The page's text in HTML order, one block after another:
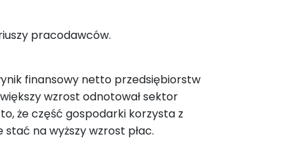
pracodawców.
finansowy netto przedsiębiorstw
wzrost odnotował sektor
że część gospodarki korzysta z
na wyższy wzrost płac.